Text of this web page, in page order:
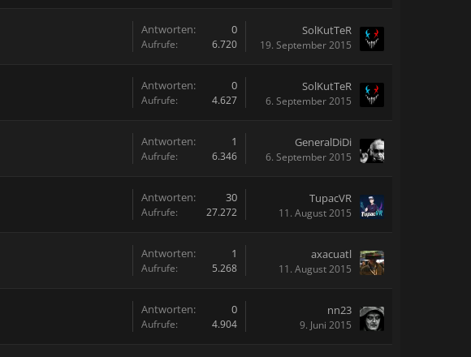
Antworten: 0
Aufrufe: 6.720
SolKutTeR
19. September 2015
Antworten: 0
Aufrufe: 4.627
SolKutTeR
6. September 2015
Antworten: 1
Aufrufe: 6.346
GeneralDiDi
6. September 2015
Antworten: 30
Aufrufe: 27.272
TupacVR
11. August 2015
Antworten: 1
Aufrufe: 5.268
axacuatl
11. August 2015
Antworten: 0
Aufrufe: 4.904
nn23
9. Juni 2015